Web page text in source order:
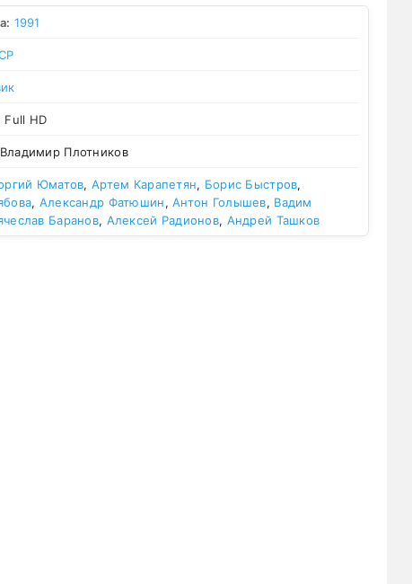
1991
Full HD
Владимир Плотников
Юматов,Артем Карапетян, Борис Быстров,
, Александр Фатюшин,Антон Голышев, Вадим
Баранов, Алексей Радионов, Андрей Ташков